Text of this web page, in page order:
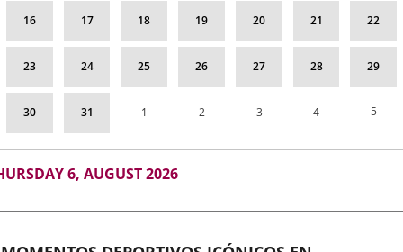
16 17 18 19 20 21 22
23 24 25 26 27 28 29
30 31 1 2 3 4 5
6, AUGUST 2026